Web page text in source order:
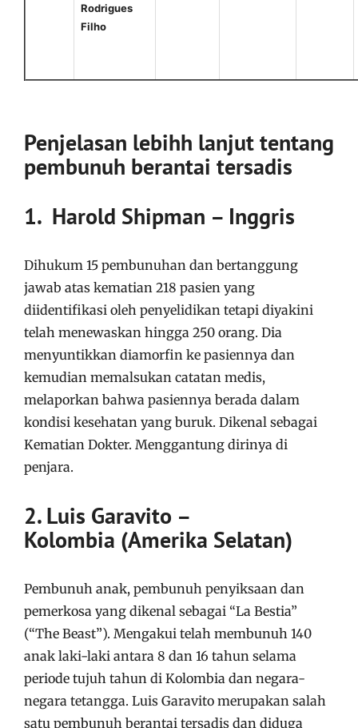
Rodrigues
Filho
Penjelasan lebihh lanjut tentang
pembunuh berantai tersadis
1. Harold Shipman – Inggris
Dihukum 15 pembunuhan dan bertanggung
jawab atas kematian 218 pasien yang
diidentifikasi oleh penyelidikan tetapi diyakini
telah menewaskan hingga 250 orang. Dia
menyuntikkan diamorfin ke pasiennya dan
kemudian memalsukan catatan medis,
melaporkan bahwa pasiennya berada dalam
kondisi kesehatan yang buruk. Dikenal sebagai
Kematian Dokter. Menggantung dirinya di
penjara.
2. Luis Garavito –
Kolombia (Amerika Selatan)
Pembunuh anak, pembunuh penyiksaan dan
pemerkosa yang dikenal sebagai “La Bestia”
(“The Beast”). Mengakui telah membunuh 140
anak laki-laki antara 8 dan 16 tahun selama
periode tujuh tahun di Kolombia dan negara-
negara tetangga. Luis Garavito merupakan salah
satu pembunuh berantai tersadis dan diduga